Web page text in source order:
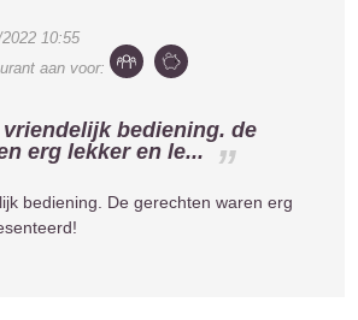
10:55
aan voor:
bediening. de
erg lekker en le...
bediening. De gerechten waren erg